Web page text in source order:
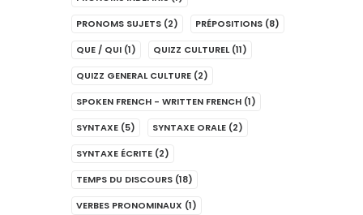
PRONOMS SUJETS (2) PRÉPOSITIONS (8)
QUE / QUI (1) QUIZZ CULTUREL (11)
QUIZZ GENERAL CULTURE (2)
SPOKEN FRENCH - WRITTEN FRENCH (1)
SYNTAXE (5) SYNTAXE ORALE (2)
SYNTAXE ÉCRITE (2)
TEMPS DU DISCOURS (18)
VERBES PRONOMINAUX (1)